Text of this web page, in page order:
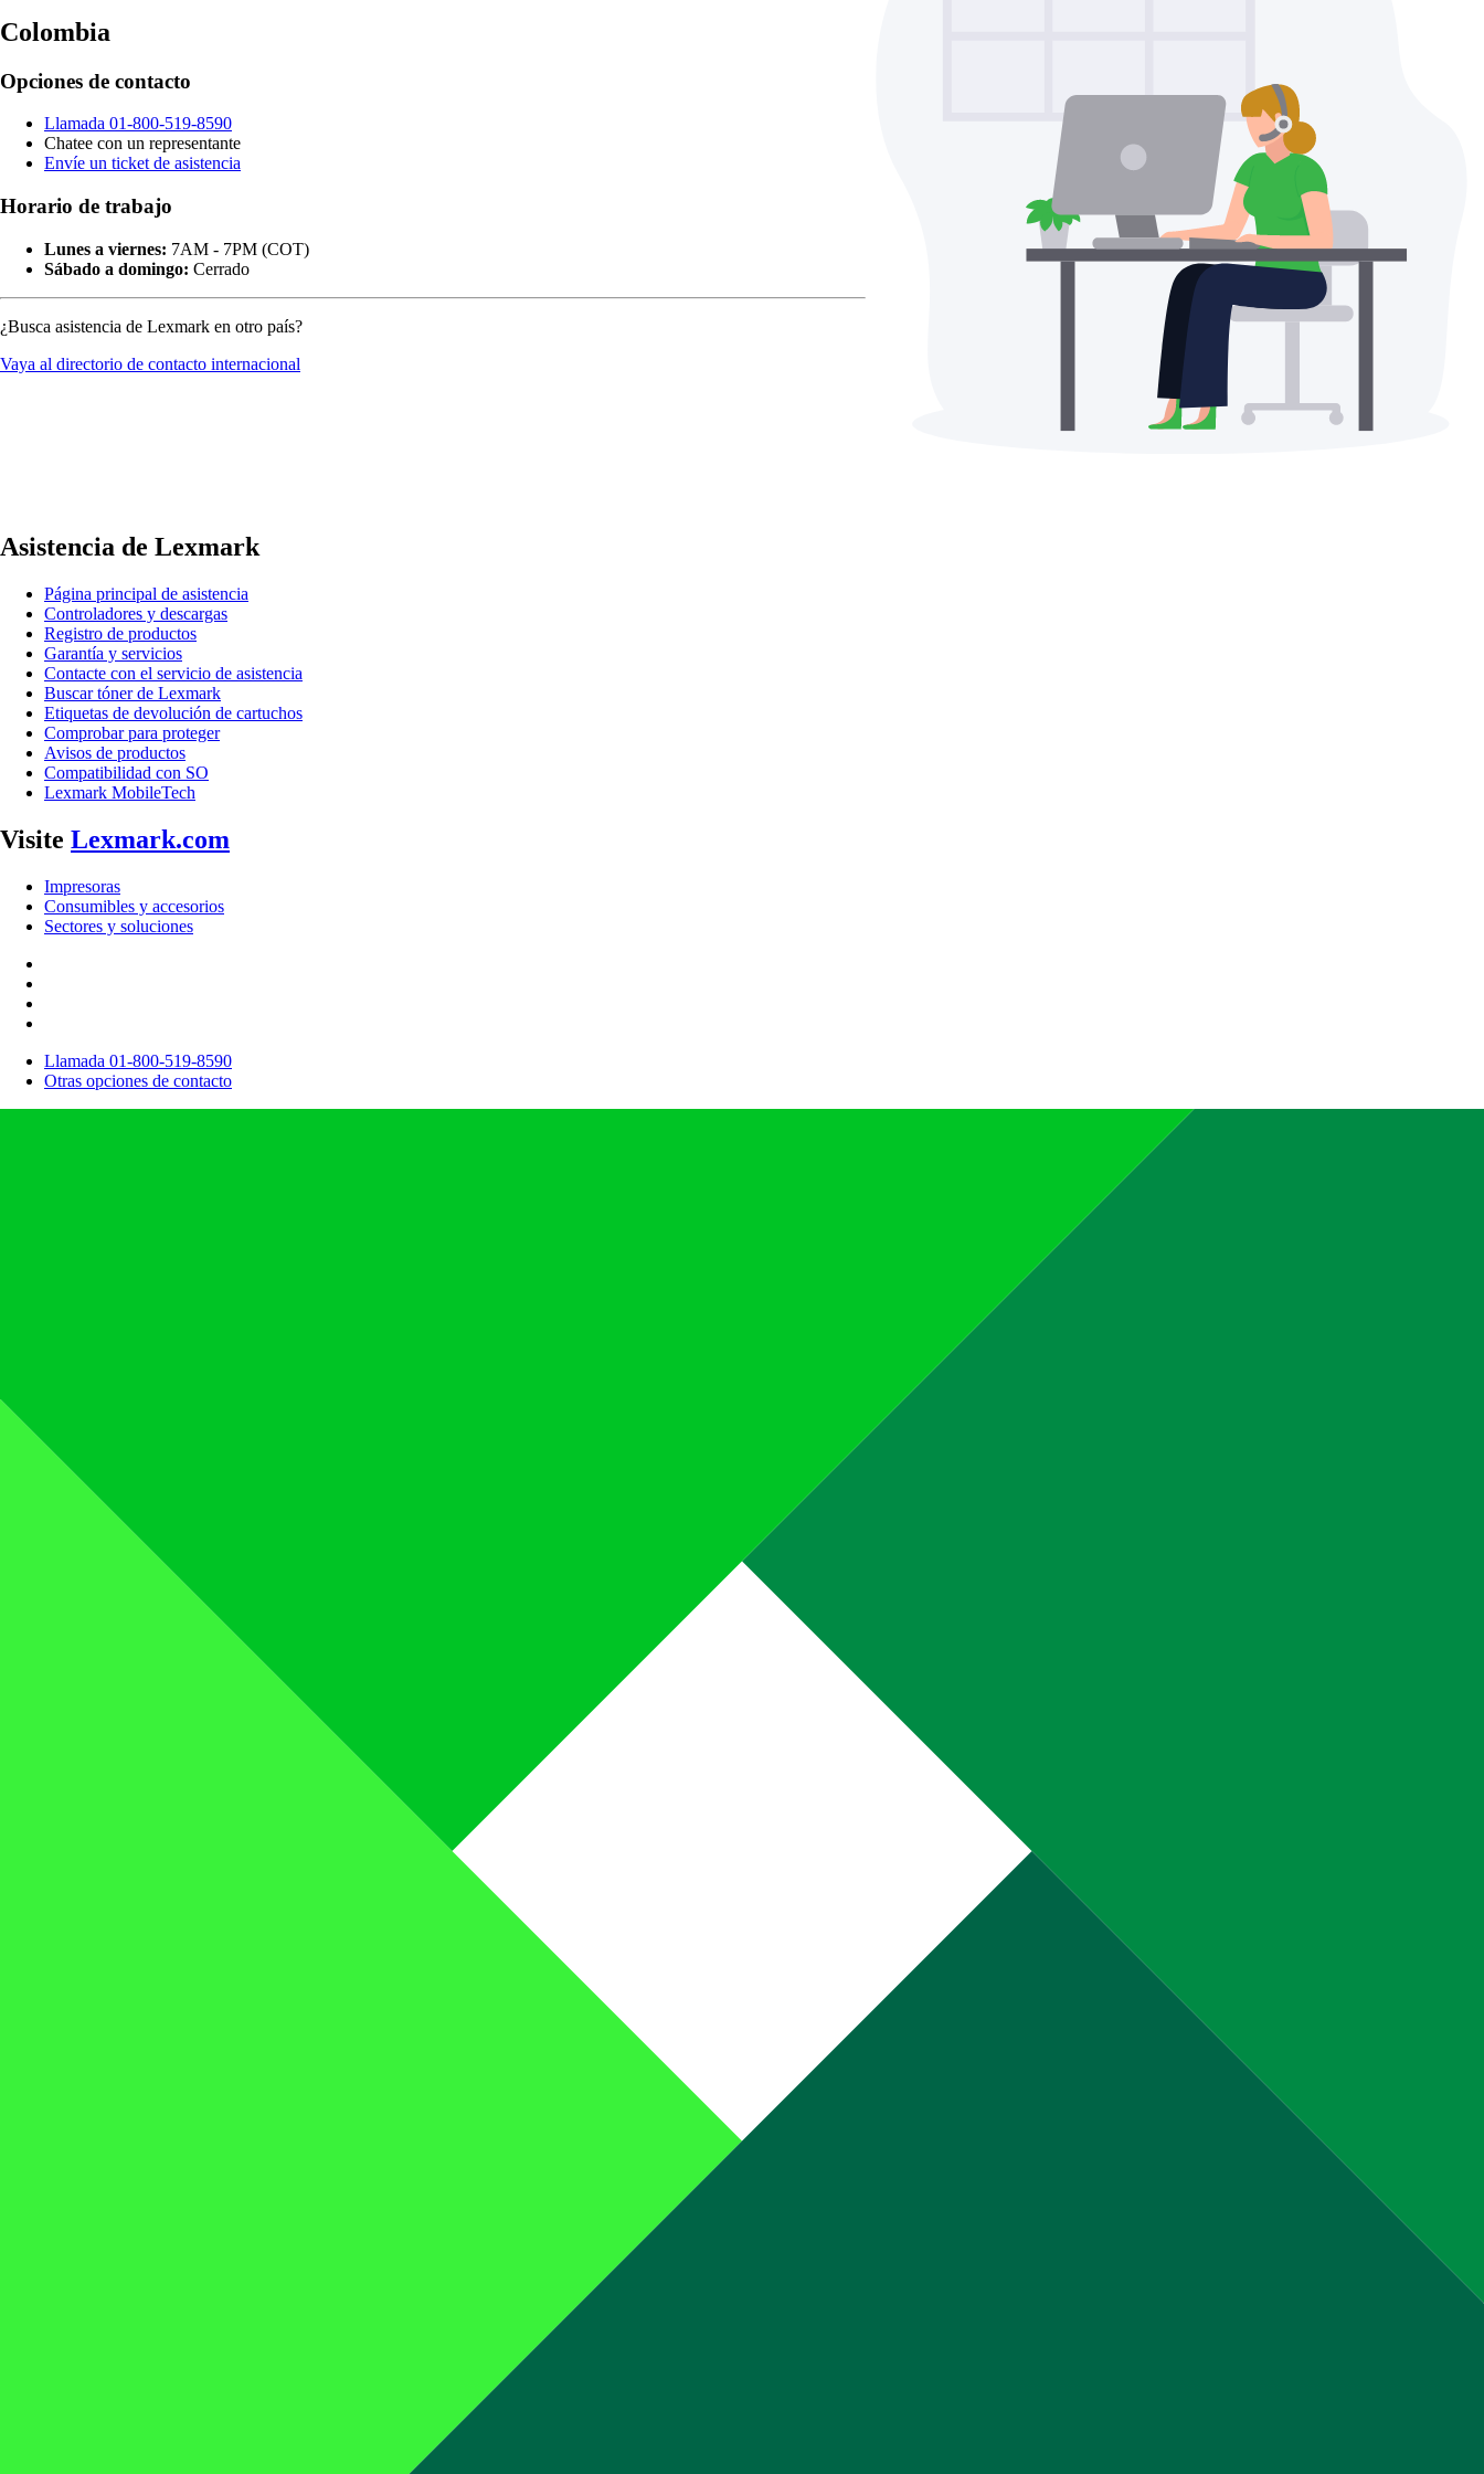
Colombia
Opciones de contacto
Llamada 01-800-519-8590
Chatee con un representante
Envíe un ticket de asistencia
Horario de trabajo
Lunes a viernes: 7AM - 7PM (COT)
Sábado a domingo: Cerrado
¿Busca asistencia de Lexmark en otro país?
Vaya al directorio de contacto internacional
Asistencia de Lexmark
Página principal de asistencia
Controladores y descargas
Registro de productos
Garantía y servicios
Contacte con el servicio de asistencia
Buscar tóner de Lexmark
Etiquetas de devolución de cartuchos
Comprobar para proteger
Avisos de productos
Compatibilidad con SO
Lexmark MobileTech
Visite Lexmark.com
Impresoras
Consumibles y accesorios
Sectores y soluciones
Llamada 01-800-519-8590
Otras opciones de contacto